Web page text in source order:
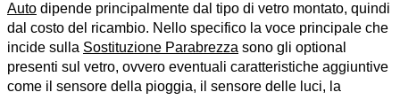
Auto dipende principalmente dal tipo di vetro montato, quindi
dal costo del ricambio. Nello specifico la voce principale che
incide sulla Sostituzione Parabrezza sono gli optional
presenti sul vetro, ovvero eventuali caratteristiche aggiuntive
come il sensore della pioggia, il sensore delle luci, la